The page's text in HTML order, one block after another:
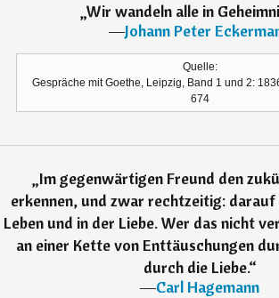
„Wir wandeln alle in
―Johann Peter
Quelle:
Gespräche mit Goethe, Leipzig, Band 1 und 2:
674
„Im gegenwärtigen Freund den
erkennen, und zwar rechtzeitig: darauf
Leben und in der Liebe. Wer das nicht
an einer Kette von Enttäuschungen
durch die Liebe.“
―Carl Hagemann